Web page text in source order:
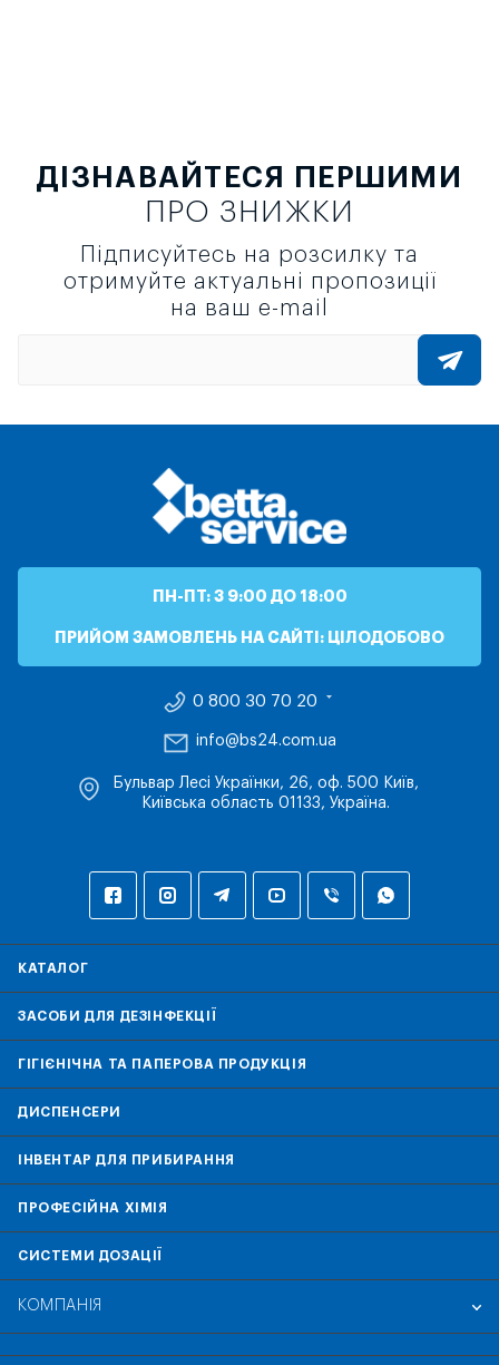
ДІЗНАВАЙТЕСЯ ПЕРШИМИ
ПРО ЗНИЖКИ
Підписуйтесь на розсилку та
отримуйте актуальні пропозиції
на ваш e-mail
ПН-ПТ: З 9:00 ДО 18:00
ПРИЙОМ ЗАМОВЛЕНЬ НА САЙТІ: ЦІЛОДОБОВО
0 800 30 70 20
info@bs24.com.ua
Бульвар Лесі Українки, 26, оф. 500 Київ,
Київська область 01133, Україна.
КАТАЛОГ
ЗАСОБИ ДЛЯ ДЕЗІНФЕКЦІЇ
ГІГІЄНІЧНА ТА ПАПЕРОВА ПРОДУКЦІЯ
ДИСПЕНСЕРИ
ІНВЕНТАР ДЛЯ ПРИБИРАННЯ
ПРОФЕСІЙНА ХІМІЯ
СИСТЕМИ ДОЗАЦІЇ
КОМПАНІЯ